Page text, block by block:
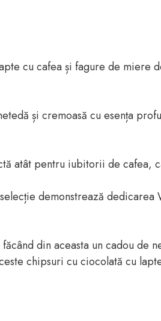
cu cafea și fagure de miere
și cremoasă cu esența
atât pentru iubitorii de cafea,
demonstrează
din aceasta un cadou de
chipsuri cu ciocolată cu